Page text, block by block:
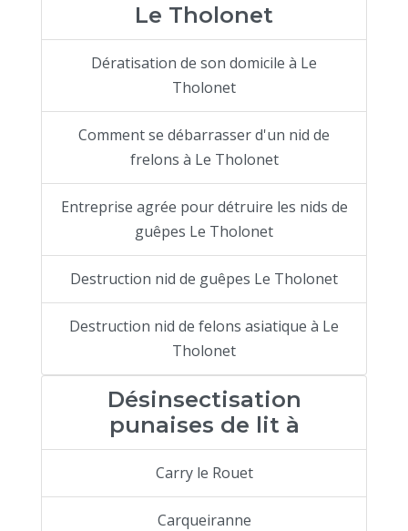
Le Tholonet
Dératisation de son domicile à Le
Tholonet
Comment se débarrasser d'un nid de
frelons à Le Tholonet
Entreprise agrée pour détruire les nids de
guêpes Le Tholonet
Destruction nid de guêpes Le Tholonet
Destruction nid de felons asiatique à Le
Tholonet
Désinsectisation
punaises de lit à
Carry le Rouet
Carqueiranne